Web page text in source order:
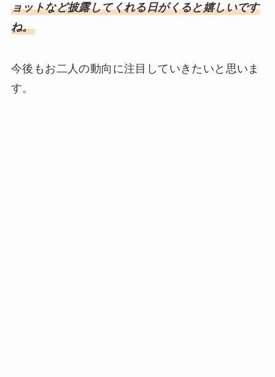
ョットなど披露してくれる日がくると嬉しいです
ね。
今後もお二人の動向に注目していきたいと思いま
す。